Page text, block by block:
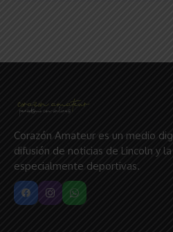
Corazón Amateur es un medio
difusión de noticias de Lincoln y la
especialmente deportivas.